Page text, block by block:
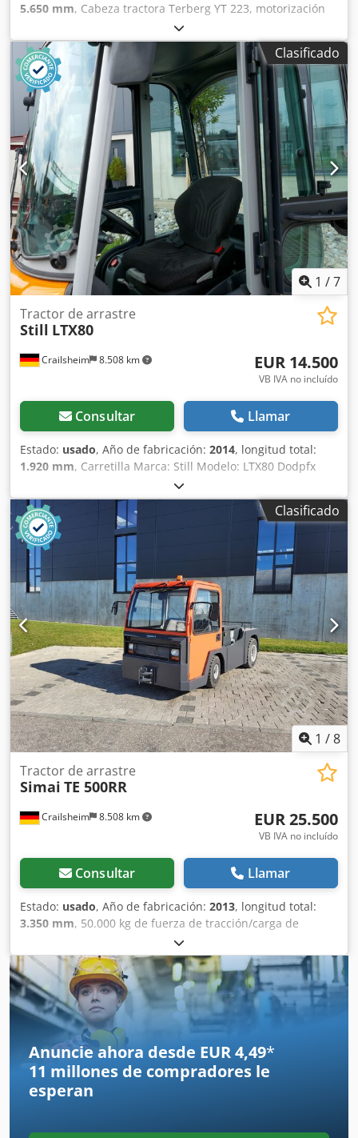
5.650 mm, Cabeza tractora Terberg YT 223, motorización
diésel, año de fabricación 2023 Dcjdpjztgmusfx Ahgsk
Clasificado
1 /7
Crailsheim 8.508 km
Tractor de arrastre
Still LTX80
EUR 14.500
VB IVA no incluído
Consultar Llamar
Estado: usado, Año de fabricación: 2014, longitud total:
1.920 mm, Carretilla Marca: Still Modelo: LTX80 Dodpfx
Aeztgivshgock Tipo de tracción: Eléctrica Año de
fabricación: 2014
Clasificado
1 /8
Crailsheim 8.508 km
Tractor de arrastre
Simai TE 500RR
EUR 25.500
VB IVA no incluído
Consultar Llamar
Estado: usado, Año de fabricación: 2013, longitud total:
3.350 mm, 50.000 kg de fuerza de tracción/carga de
remolque. Dsdpfoy E Uckex Ahgsck
Anuncie ahora desde EUR 4,49*
11 millones de compradores le
esperan